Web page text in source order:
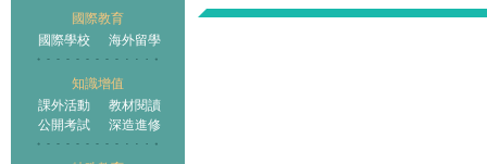
國際教育
國際學校
海外留學
知識增值
課外活動
教材閱讀
公開考試
深造進修